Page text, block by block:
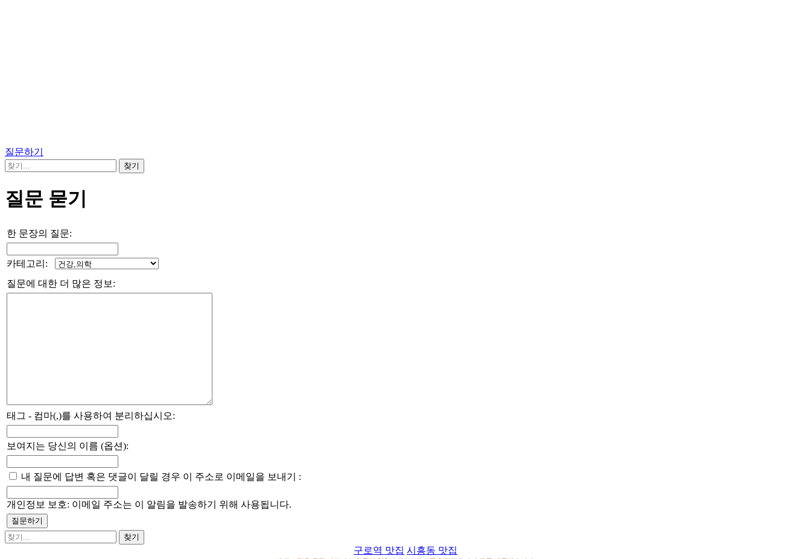
질문하기
질문 묻기
한 문장의 질문:
카테고리:
질문에 대한 더 많은 정보:
태그 - 컴마(,)를 사용하여 분리하십시오:
보여지는 당신의 이름 (옵션):
내 질문에 답변 혹은 댓글이 달릴 경우 이 주소로 이메일을 보내기 :
개인정보 보호: 이메일 주소는 이 알림을 발송하기 위해 사용됩니다.
구로역 맛집 시흥동 맛집